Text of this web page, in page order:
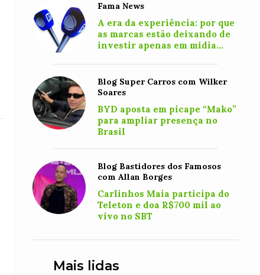
Fama News
A era da experiência: por que
as marcas estão deixando de
investir apenas em mídia
o consumidor
Blog Super Carros com Wilker
Soares
BYD aposta em picape “Mako”
para ampliar presença no
Brasil
Blog Bastidores dos Famosos
com Allan Borges
Carlinhos Maia participa do
Teleton e doa R$700 mil ao
vivo no SBT
Mais lidas